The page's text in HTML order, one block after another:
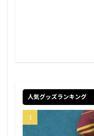
人気グッズランキング